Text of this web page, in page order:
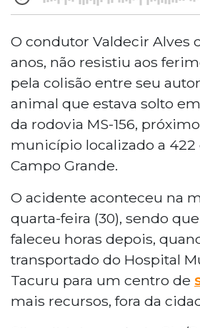
O condutor Valdecir Alves
anos, não resistiu aos
pela colisão entre seu
animal que estava solto
da rodovia MS-156,
município localizado a
Campo Grande.
O acidente aconteceu na
quarta-feira (30), sendo
faleceu horas depois,
transportado do Hospital
Tacuru para um centro de
mais recursos, fora da